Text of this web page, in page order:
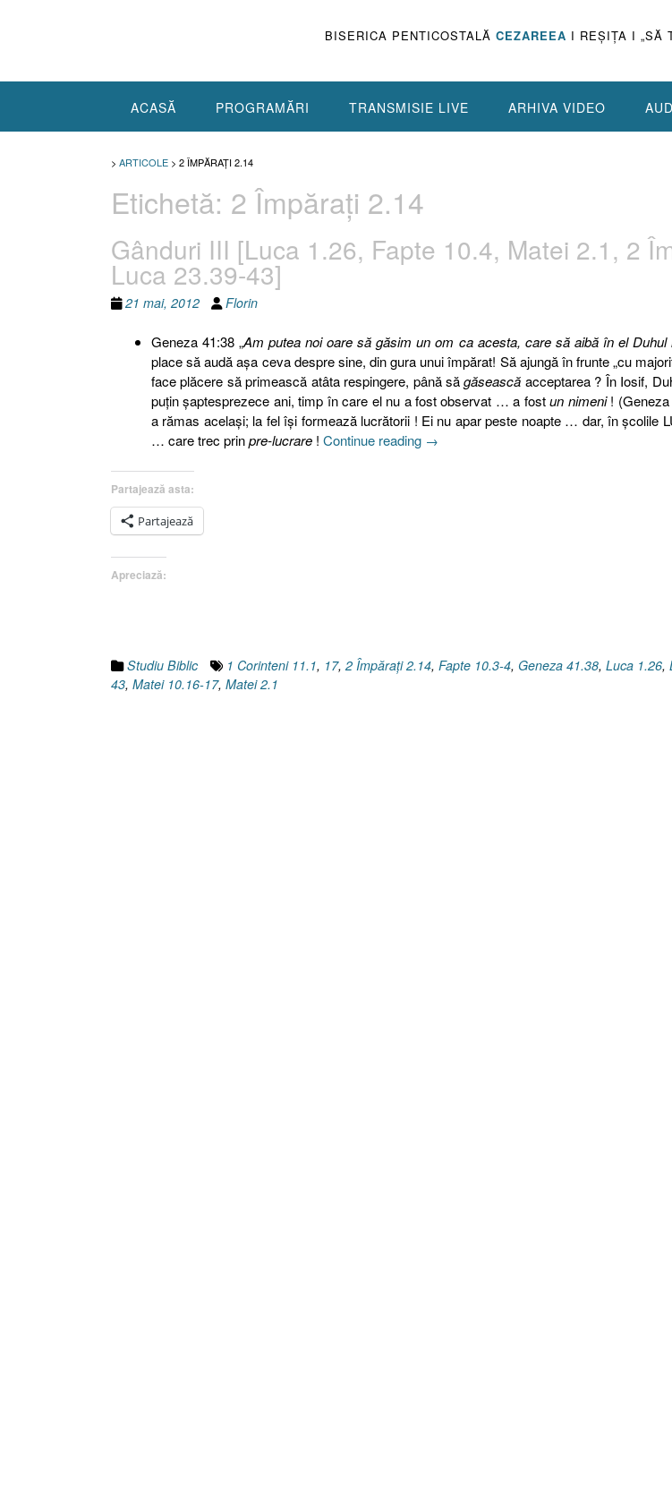
BISERICA PENTICOSTALĂ CEZAREEA I REŞIŢA I „SĂ
ACASĂ PROGRAMĂRI TRANSMISIE LIVE ARHIVA VIDEO
> ARTICOLE > 2 ÎMPĂRAŢI 2.14
Etichetă: 2 Împăraţi 2.14
Gânduri III [Luca 1.26, Fapte 10.4, Matei 2.1, 2
Luca 23.39-43]
21 mai, 2012 Florin
Geneza 41:38 „Am putea noi oare să găsim un om ca acesta, care să aibă în el Duhul
place să audă aşa ceva despre sine, din gura unui împărat! Să ajungă în frunte „cu
face plăcere să primească atâta respingere, până săgăsească acceptarea ? În Iosif,
puţin şaptesprezece ani, timp în care el nu a fost observat … a fostun nimeni! (Geneza
a rămas acelaşi; la fel îşi formează lucrătorii ! Ei nu apar peste noapte … dar, în şcolile
… care trec prinpre-lucrare ! Continue reading „Gânduri
23.39-
→
Partajează asta:
Partajează
Apreciază:
Studiu Biblic 1 Corinteni 11.1, 17, 2 Împăraţi 2.14, Fapte 10.3-4, Geneza 41.38, Luca 1.26,
43, Matei 10.16-17, Matei 2.1